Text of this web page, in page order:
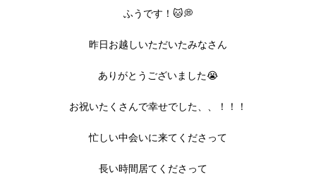
ふうです！🐱💭
昨日お越しいただいたみなさん
ありがとうございました😭
お祝いたくさんで幸せでした、、！！！
忙しい中会いに来てくださって
長い時間居てくださって